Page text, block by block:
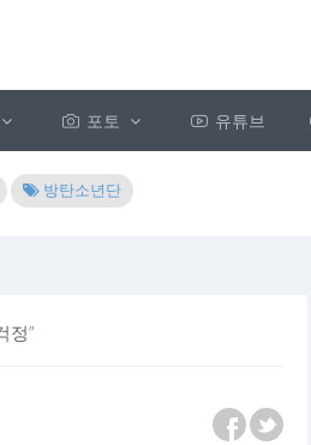
포토 유튜브
방탄소년단
정”